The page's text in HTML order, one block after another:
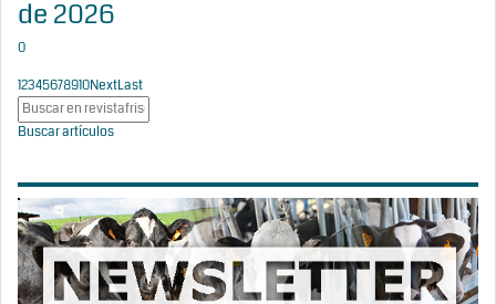
de 2026
0
12345678910NextLast
Buscar artículos